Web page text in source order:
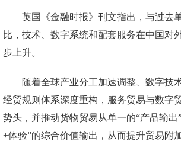
英国《金融时报》刊文指出，与过去
比，技术、数字系统和配套服务在中国对
步上升。
随着全球产业分工加速调整、数字技
经贸规则体系深度重构，服务贸易与数字
势头，并推动货物贸易从单一的“产品输出
+体验”的综合价值输出，从而提升贸易附